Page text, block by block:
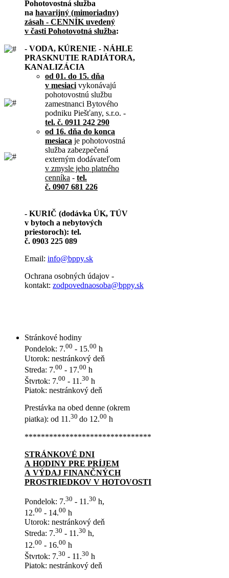
Pohotovostná služba
na havarijný (mimoriadny)
zásah - CENNÍK uvedený
v časti Pohotovotná služba:
- VODA, KÚRENIE - NÁHLE
PRASKNUTIE RADIÁTORA,
KANALIZÁCIA
od 01. do 15. dňa
v mesiaci vykonávajú
pohotovostnú službu
zamestnanci Bytového
podniku Piešťany, s.r.o. -
tel. č. 0911 242 290
od 16. dňa do konca
mesiaca je pohotovostná
služba zabezpečená
externým dodávateľom
v zmysle jeho platného
cenníka - tel.
č. 0907 681 226
- KURIČ (dodávka ÚK, TÚV
v bytoch a nebytových
priestoroch): tel.
č. 0903 225 089
Email: info@bppy.sk
Ochrana osobných údajov -
kontakt: zodpovednaosoba@bppy.sk
Stránkové hodiny
Pondelok: 7.00 - 15.00 h
Utorok: nestránkový deň
Streda: 7.00 - 17.00 h
Štvrtok: 7.00 - 11.30 h
Piatok: nestránkový deň
Prestávka na obed denne (okrem
piatka): od 11.30 do 12.00 h
*******************************
STRÁNKOVÉ DNI
A HODINY PRE PRÍJEM
A VÝDAJ FINANČNÝCH
PROSTRIEDKOV V HOTOVOSTI
Pondelok: 7.30 - 11.30 h,
12.00 - 14.00 h
Utorok: nestránkový deň
Streda: 7.30 - 11.30 h,
12.00 - 16.00 h
Štvrtok: 7.30 - 11.30 h
Piatok: nestránkový deň